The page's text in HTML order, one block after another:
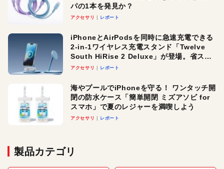
パの1本を発見か？
アクセサリ レポート
iPhoneとAirPodsを同時に急速充電できる
2-in-1ワイヤレス充電スタンド「Twelve
South HiRise 2 Deluxe」が登場。省スペ
ースでおしゃれに充電したい人にオスス
アクセサリ レポート
海やプールでiPhoneを守る！ ワンタッチ開
閉の防水ケース「簡単開閉 ミズアソビ for
スマホ」で夏のレジャーを満喫しよう
アクセサリ レポート
製品カテゴリ